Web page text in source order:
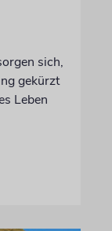
sich,
gekürzt
Leben